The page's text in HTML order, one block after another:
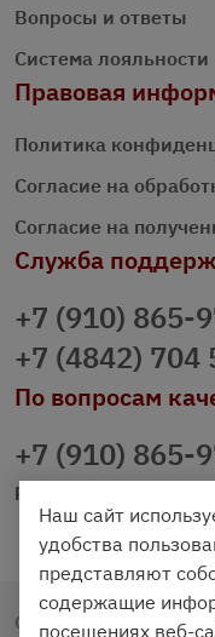
Вопросы и ответы
Система лояльности
Правовая
Политика
Согласие на
Согласие на
Служба
+7 (910) 865-
+7 (4842) 704
По вопросам
+7 (910) 865-
Copyright © 2020 - 2026.
Наш сайт
удобства
представляют
содержащие
посещениях веб-